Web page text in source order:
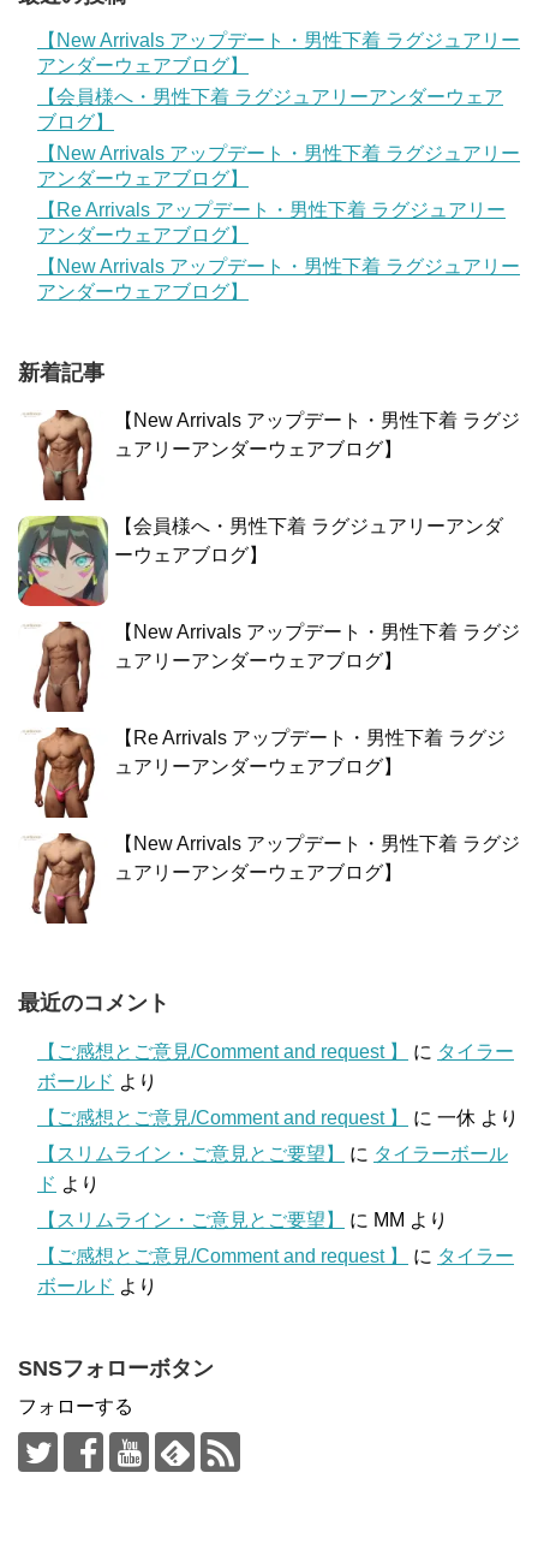
【New Arrivals アップデート・男性下着 ラグジュアリー
アンダーウェアブログ】
【会員様へ・男性下着 ラグジュアリーアンダーウェア
ブログ】
【New Arrivals アップデート・男性下着 ラグジュアリー
アンダーウェアブログ】
【Re Arrivals アップデート・男性下着 ラグジュアリー
アンダーウェアブログ】
【New Arrivals アップデート・男性下着 ラグジュアリー
アンダーウェアブログ】
新着記事
【New Arrivals アップデート・男性下着 ラグジ
ュアリーアンダーウェアブログ】
【会員様へ・男性下着 ラグジュアリーアンダ
ーウェアブログ】
【New Arrivals アップデート・男性下着 ラグジ
ュアリーアンダーウェアブログ】
【Re Arrivals アップデート・男性下着 ラグジ
ュアリーアンダーウェアブログ】
【New Arrivals アップデート・男性下着 ラグジ
ュアリーアンダーウェアブログ】
最近のコメント
【ご感想とご意見/Comment and request 】 に タイラー
ボールド より
【ご感想とご意見/Comment and request 】
に 一休 より
【スリムライン・ご意見とご要望】
に タイラーボール
ド より
【スリムライン・ご意見とご要望】
に MM より
【ご感想とご意見/Comment and request 】
に タイラー
ボールド より
SNSフォローボタン
フォローする